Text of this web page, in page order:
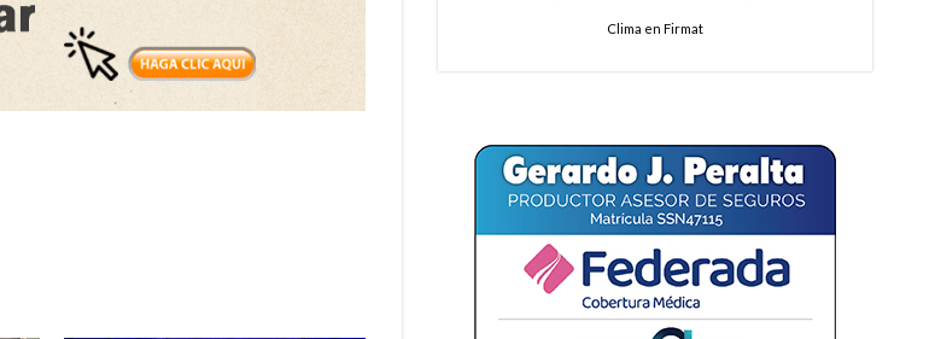
Clima en Firmat